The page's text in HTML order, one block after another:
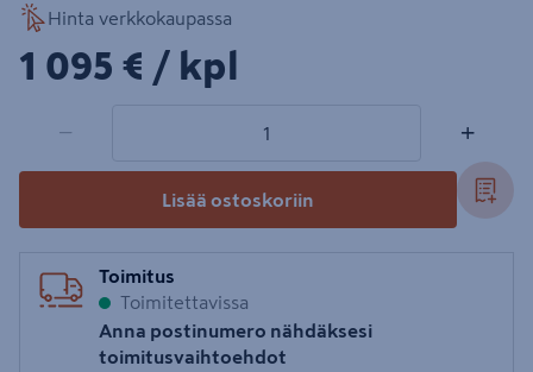
Hinta verkkokaupassa
1095€/kpl
1 095 € / kpl
− +
Lisää ostoskoriin
Toimitus
Toimitettavissa
Anna postinumero nähdäksesi
toimitusvaihtoehdot